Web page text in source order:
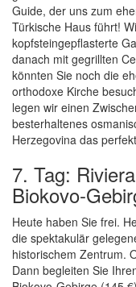
Guide, der uns zum
Türkische Haus führt!
kopfsteingepflasterte
danach mit gegrillten
könnten Sie noch die
orthodoxe Kirche
legen wir einen
besterhaltenes
Herzegovina das
7. Tag:
Biokovo-
Heute haben Sie frei.
die spektakulär
historischem Zentrum.
Dann begleiten Sie